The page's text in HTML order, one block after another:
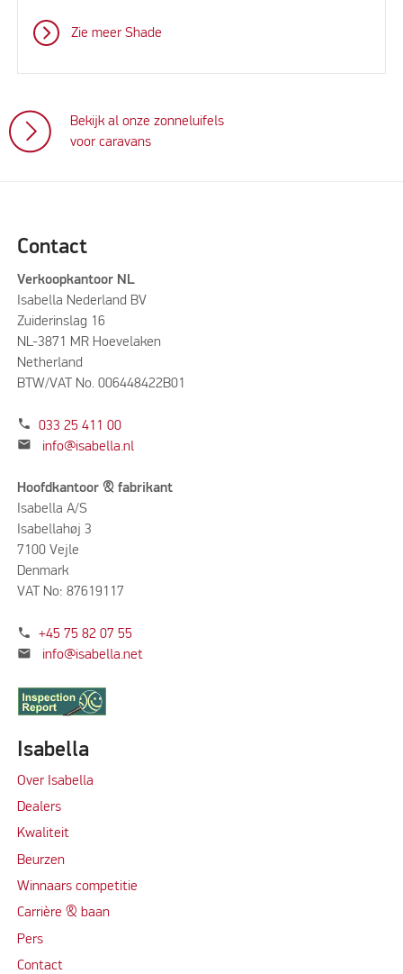
Zie meer Shade
Bekijk al onze zonneluifels
voor caravans
Contact
Verkoopkantoor NL
Isabella Nederland BV
Zuiderinslag 16
NL-3871 MR Hoevelaken
Netherland
BTW/VAT No. 006448422B01
phone 033 25 411 00
mail info@isabella.nl
Hoofdkantoor & fabrikant
Isabella A/S
Isabellahøj 3
7100 Vejle
Denmark
VAT No: 87619117
phone +45 75 82 07 55
mail info@isabella.net
Isabella
Over Isabella
Dealers
Kwaliteit
Beurzen
Winnaars competitie
Carrière & baan
Pers
Contact